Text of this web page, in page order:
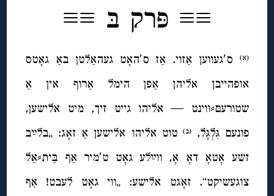
≡≡ פּרק בּ ≡≡
(א)
ס′געווען אַזוי. אַז ס′האָט געהאַלטן באַ גאָטס
אופהייבן אליהן אַפן הימל אַרוף אין אַ
שטורעם⸗ווינט — אליהו גייט זיך, מיט אלישען,
פונעם גִּלְגָּל,(ב) טוט אליהו אלישען אַ זאָג: „בלײַב
זשע אָטאָ דאָ אָ, ווײַלע גאָט ט′מיר אַף בֵּית⸗אֵל
צוגעשיקט“. זאָגט אלישע: „ווי גאָט לעבט! אַף